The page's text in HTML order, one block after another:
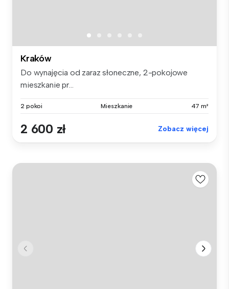
Kraków
Do wynajęcia od zaraz słoneczne, 2-pokojowe
mieszkanie pr...
2 pokoi Mieszkanie 47 m²
2 600 zł Zobacz więcej